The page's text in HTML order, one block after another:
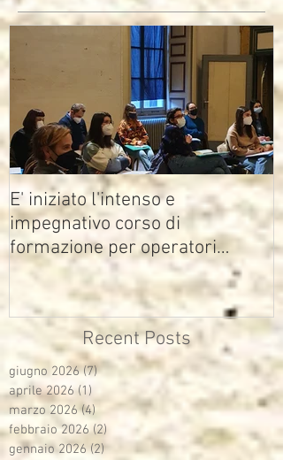
E' iniziato l'intenso e
impegnativo corso di
formazione per operatori
multimediali Avisco
Recent Posts
giugno 2026 (7)7 post
aprile 2026 (1)
marzo 2026 (4) 4 post
febbraio 2026 (2) 2 post
gennaio 2026 (2)2 post